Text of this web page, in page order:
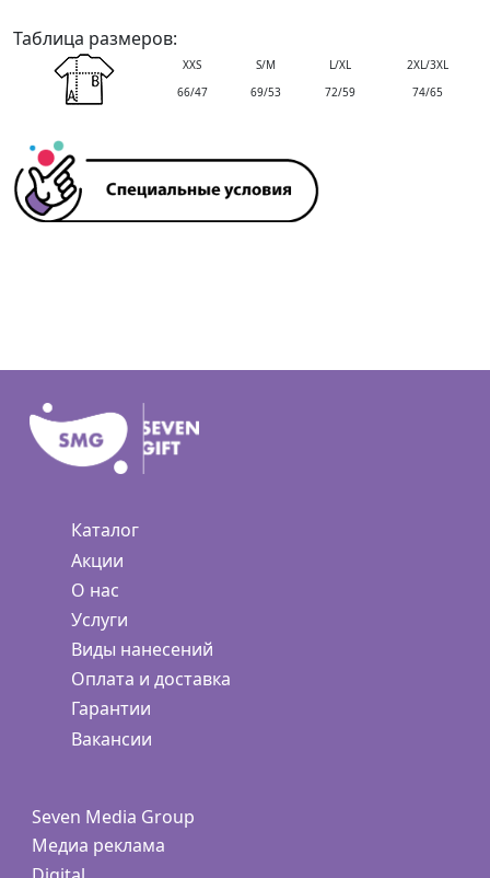
Таблица размеров:
XXS S/M L/XL
2XL/3XL
66/47
69/53 72/59 74/65
Каталог
Акции
О нас
Услуги
Виды нанесений
Оплата и доставка
Гарантии
Вакансии
Seven Media Group
Медиа реклама